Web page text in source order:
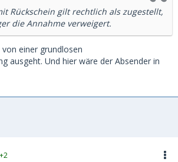
Rückschein gilt rechtlich als zugestellt,
die Annahme verweigert.
einer grundlosen
ausgeht. Und hier wäre der Absender in
+2